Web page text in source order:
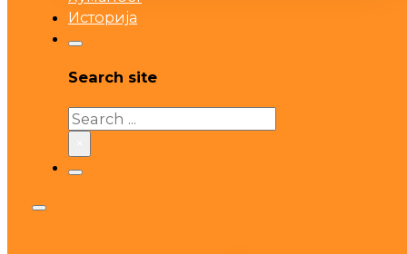
Историја
Search site
Search